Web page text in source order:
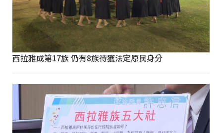
西拉雅成第17族 仍有8族待獲法定原民身分